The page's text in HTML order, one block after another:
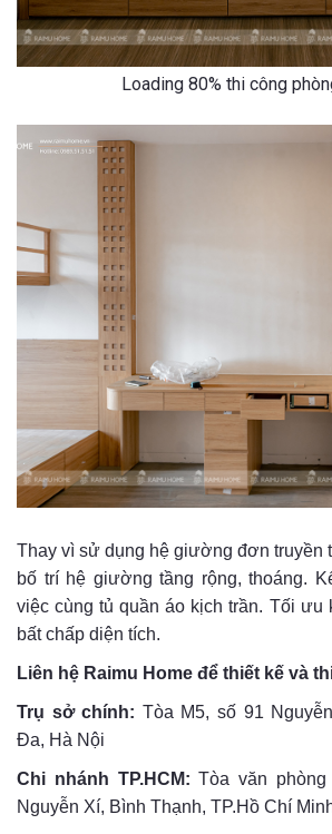
Loading 80% thi công
Thay vì sử dụng hệ giường đơn truyền
bố trí hệ giường tầng rộng, thoáng.
việc cùng tủ quần áo kịch trần. Tối ưu
bất chấp diện tích.
Liên hệ Raimu Home để thiết kế và
Trụ sở chính: Tòa M5, số 91
Đa, Hà Nội
Chi nhánh TP.HCM:Tòa văn
Nguyễn Xí, Bình Thạnh, TP.Hồ Chí